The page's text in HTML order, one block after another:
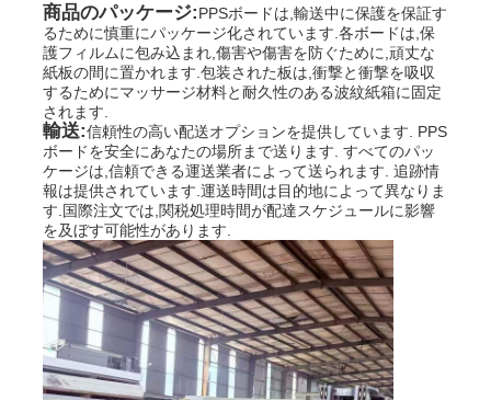
商品のパッケージ:PPSボードは,輸送中に保護を保証す
るために慎重にパッケージ化されています.各ボードは,保
護フィルムに包み込まれ,傷害や傷害を防ぐために,頑丈な
紙板の間に置かれます.包装された板は,衝撃と衝撃を吸収
するためにマッサージ材料と耐久性のある波紋紙箱に固定
されます.
輸送:信頼性の高い配送オプションを提供しています. PPS
ボードを安全にあなたの場所まで送ります. すべてのパッ
ケージは,信頼できる運送業者によって送られます. 追跡情
報は提供されています.運送時間は目的地によって異なりま
す.国際注文では,関税処理時間が配達スケジュールに影響
を及ぼす可能性があります.